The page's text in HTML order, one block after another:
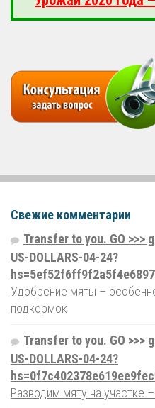
Свежие комментарии
Transfer to you. GO >>>
US-DOLLARS-04-24?
Удобрение мяты –
подкормок
Transfer to you. GO >>>
US-DOLLARS-04-24?
Разводим мяту на участке